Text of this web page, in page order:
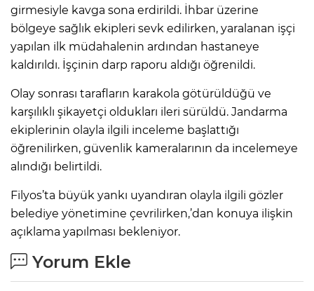
girmesiyle kavga sona erdirildi. İhbar üzerine
bölgeye sağlık ekipleri sevk edilirken, yaralanan işçi
yapılan ilk müdahalenin ardından hastaneye
kaldırıldı. İşçinin darp raporu aldığı öğrenildi.
Olay sonrası tarafların karakola götürüldüğü ve
karşılıklı şikayetçi oldukları ileri sürüldü. Jandarma
ekiplerinin olayla ilgili inceleme başlattığı
öğrenilirken, güvenlik kameralarının da incelemeye
alındığı belirtildi.
Filyos’ta büyük yankı uyandıran olayla ilgili gözler
belediye yönetimine çevrilirken,’dan konuya ilişkin
açıklama yapılması bekleniyor.
Yorum Ekle